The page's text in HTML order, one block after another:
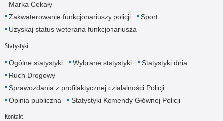
Marka Cekały
Zakwaterowanie funkcjonariuszy policji
Sport
Uzyskaj status weterana funkcjonariusza
Statystyki
Ogólne statystyki Wybrane statystyki
Statystyki dnia
Ruch Drogowy
Sprawozdania z profilaktycznej działalności Policji
Opinia publiczna
Statystyki Komendy Głównej Policji
Kontakt